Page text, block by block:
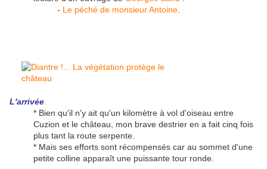
- Le péché de monsieur Antoine
L'arrivée
* Bien qu'il n'y ait qu'un kilomètre à vol d'oiseau entre
Cuzion et le château, mon brave destrier en a fait cinq fois
plus tant la route serpente.
* Mais ses efforts sont récompensés car au sommet d'une
petite colline apparaît une puissante tour ronde.